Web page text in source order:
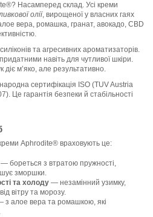
Насамперед склад. Усі креми
олії, вирощеної у власних гаях
вера, ромашка, гранат, авокадо, CBD
та агресивних ароматизаторів.
навіть для чутливої шкіри.
м’яко, але результативно.
сертифікація ISO (TUV Austria
Це гарантія безпеки й стабільності
Aphrodite® враховують це:
— бореться з втратою пружності,
зморшки.
та холоду — незамінний узимку,
вітру та морозу.
з алое вера та ромашкою, які